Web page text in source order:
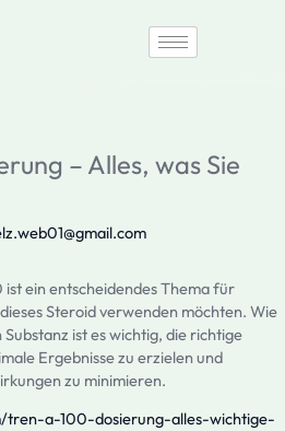
– Alles, was Sie
ein entscheidendes Thema für
Steroid verwenden möchten. Wie
ist es wichtig, die richtige
Ergebnisse zu erzielen und
zu minimieren.
tren-a-100-dosierung-alles-wichtige-